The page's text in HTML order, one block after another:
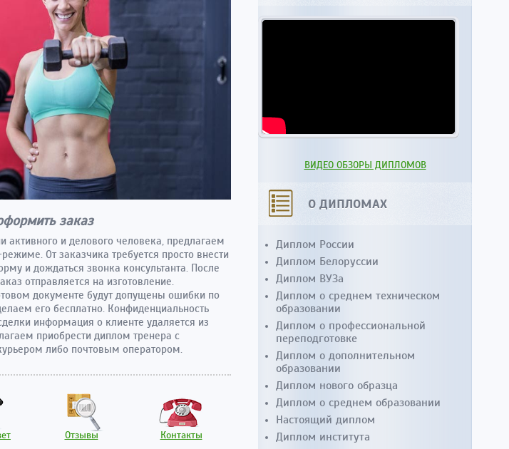
заказ
и делового человека, предлагаем
От заказчика требуется просто внести
и дождаться звонка консультанта. После
отправляется на изготовление.
документе будут допущены ошибки по
его бесплатно. Конфиденциальность
информация о клиенте удаляется из
приобрести диплом тренера с
либо почтовым оператором.
Отзывы Контакты
ВИДЕО ОБЗОРЫ ДИПЛОМОВ
О ДИПЛОМАХ
Диплом России
Диплом Белоруссии
Диплом ВУЗа
Диплом о среднем техническом
образовании
Диплом о профессиональной
переподготовке
Диплом о дополнительном
образовании
Диплом нового образца
Диплом о среднем образовании
Настоящий диплом
Диплом института